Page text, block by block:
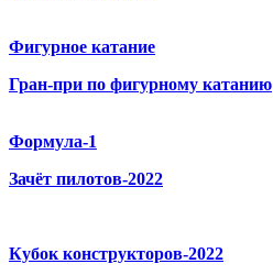
Фигурное катание
Гран-при по фигурному катанию
Формула-1
Зачёт пилотов-2022
Кубок конструкторов-2022